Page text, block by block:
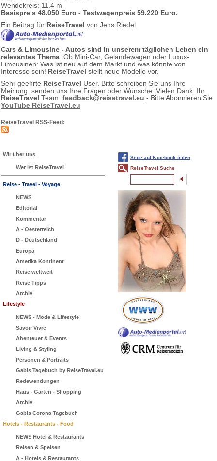
Wendekreis: 11.4 m
Basispreis 48.050 Euro - Testwagenpreis 59.220 Euro.
Ein Beitrag für ReiseTravel von Jens Riedel.
Cars & Limousine - Autos sind in unserem täglichen Leben ein
relevantes Thema: Ob Mini-Car, Geländewagen oder Luxus-
Limousinen: Was ist neu auf dem Markt und was könnte von
Interesse sein! ReiseTravel stellt neue Modelle vor.
Sehr geehrte ReiseTravel User. Bitte schreiben Sie uns Ihre
Meinung, senden uns Ihre Fragen oder Wünsche. Vielen Dank. Ihr
ReiseTravel Team: feedback@reisetravel.eu - Bitte Abonnieren Sie
YouTube.ReiseTravel.eu
ReiseTravel RSS-Feed:
Wir über uns
Wer ist ReiseTravel
Reise - Travel - Voyage
NEWS
Editorial
Kommentar
A - Oesterreich
D - Deutschland
Europa
Amerika Kontinent
Reise weltweit
Reise Tipps
Archiv
Lifestyle
NEWS - Mode & Lifestyle
Savoir Vivre
Abenteuer & Events
Living & Styling
Personen & Portraits
Gabis Tagebuch by ReiseTravel.eu
Redewendungen
Haus - Garten - Shopping
Archiv
Gabis Corona Tagebuch
Hotels - Restaurants - Food
NEWS Hotel & Restaurants
Reisen & Speisen
A - Hotels & Restaurants
Seite auf Facebook teilen
ReiseTravel Suche